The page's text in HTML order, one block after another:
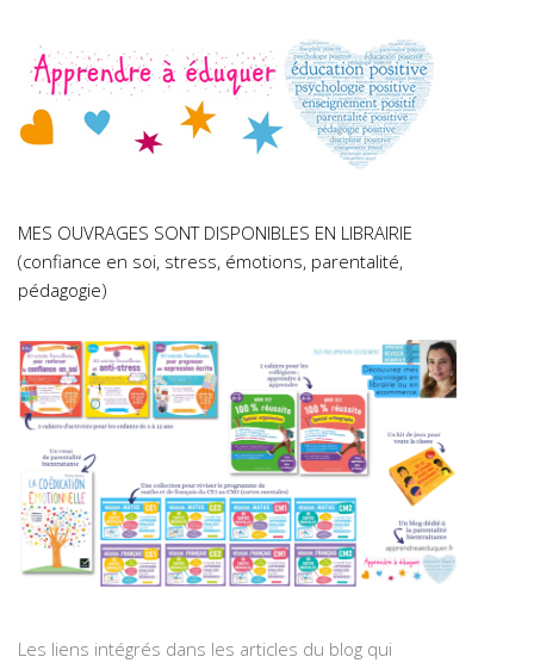
MES OUVRAGES SONT DISPONIBLES EN LIBRAIRIE
(confiance en soi, stress, émotions, parentalité,
pédagogie)
Les liens intégrés dans les articles du blog qui